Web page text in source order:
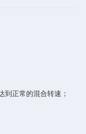
正常的混合转速；